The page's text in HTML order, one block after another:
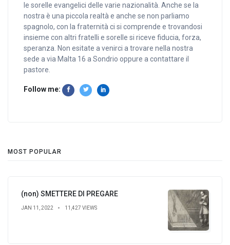
le sorelle evangelici delle varie nazionalità. Anche se la
nostra è una piccola realtà e anche se non parliamo
spagnolo, con la fraternità ci si comprende e trovandosi
insieme con altri fratelli e sorelle si riceve fiducia, forza,
speranza. Non esitate a venirci a trovare nella nostra
sede a via Malta 16 a Sondrio oppure a contattare il
pastore.
Follow me:
MOST POPULAR
(non) SMETTERE DI PREGARE
JAN 11, 2022 11,427 VIEWS